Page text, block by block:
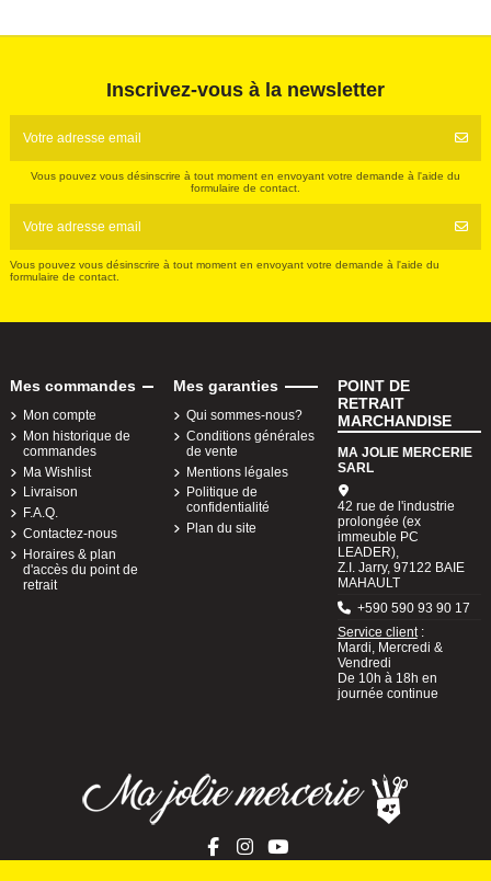
Inscrivez-vous à la newsletter
Vous pouvez vous désinscrire à tout moment en envoyant votre demande à l'aide du
formulaire de contact.
Vous pouvez vous désinscrire à tout moment en envoyant votre demande à l'aide du
formulaire de contact.
Mes commandes
Mon compte
Mon historique de
commandes
Ma Wishlist
Livraison
F.A.Q.
Contactez-nous
Horaires & plan
d'accès du point de
retrait
Mes garanties
Qui sommes-nous?
Conditions générales
de vente
Mentions légales
Politique de
confidentialité
Plan du site
POINT DE
RETRAIT
MARCHANDISE
MA JOLIE MERCERIE
SARL
42 rue de l'industrie
prolongée (ex
immeuble PC
LEADER),
Z.I. Jarry, 97122 BAIE
MAHAULT
+590 590 93 90 17
Service client:
Mardi, Mercredi &
Vendredi
De 10h à 18h en
journée continue